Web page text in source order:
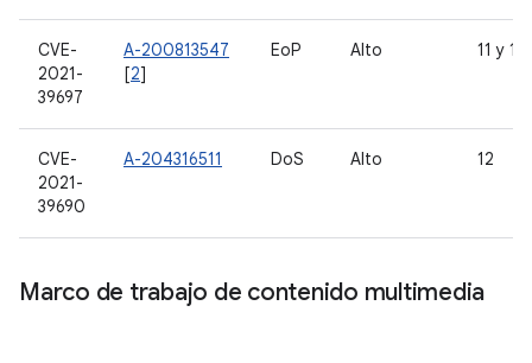
CVE-
2021-
39697
A-200813547
[2]
EoP Alto 11 y 12
CVE-
2021-
39690
A-204316511 DoS Alto 12
Marco de trabajo de contenido multimedia